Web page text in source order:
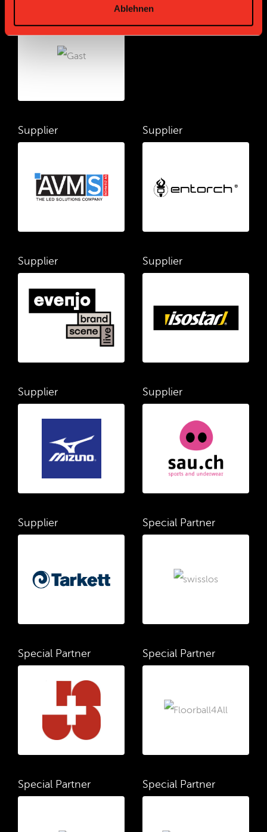
Ablehnen
Supplier Supplier
Supplier Supplier
Supplier Supplier
Supplier Special Partner
Special Partner Special Partner
Special Partner Special Partner